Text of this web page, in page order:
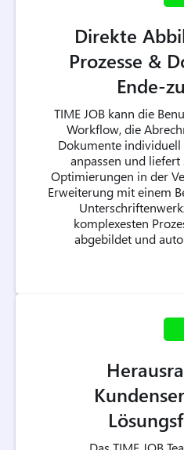
Direkte
Prozesse &
Ende-
TIME JOB kann die
Workflow, die
Dokumente
anpassen und
Optimierungen in der
Erweiterung mit einem
komplexesten
abgebildet und